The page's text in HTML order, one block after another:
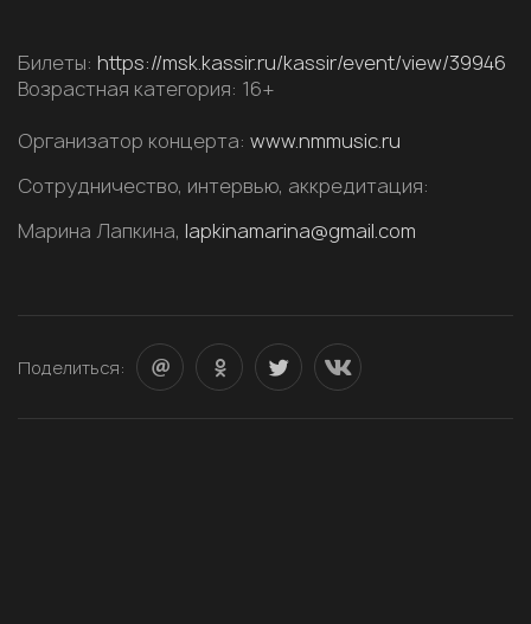
Билеты: https://msk.kassir.ru/kassir/event/view/39946
Возрастная категория: 16+
Организатор концерта: www.nmmusic.ru
Сотрудничество, интервью, аккредитация:
Марина Лапкина, lapkinamarina@gmail.com
Поделиться: